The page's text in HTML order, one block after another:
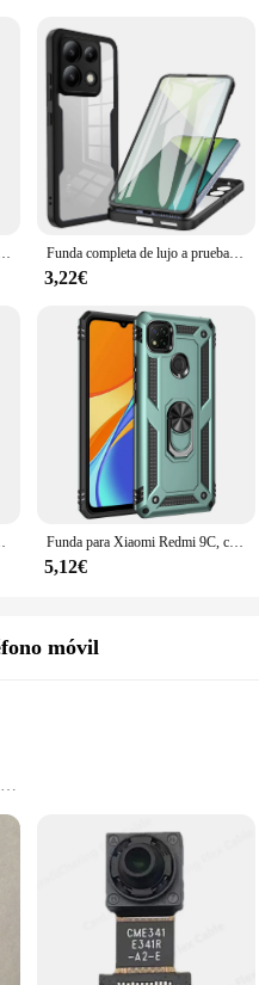
providing a secure and
pristine condition.
de lente a prueba de golpes cuadrado Redmi 10A 9C Nfc Fundas de silicona mate Funda Funda completa de lujo a prueba de golpes para Xiaomi Redmi 13C, 12C, 12 Turbo, 3, A1, A2 Plus, 10C, 10, 10A, 9C, 9A
3,22€
9T, funda trasera transparente ultrafina Funda para Xiaomi Redmi 9C, carcasa de TPU a prueba de golpes con soporte de anillo, NFC, Poco C31, Redmi 9C, 10A
5,12€
móvil
a USB-C to USB-C cable
Redmi 10a smartphone. These
durability and longevity,
for your Redmi 10a.